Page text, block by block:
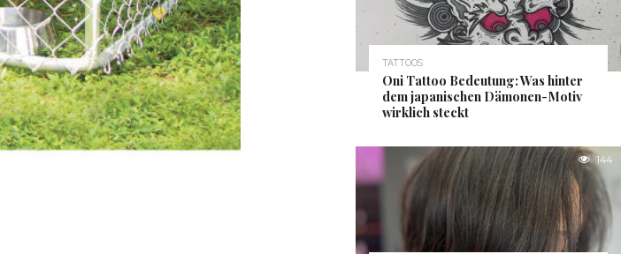
TATTOOS
Oni Tattoo Bedeutung: Was hinter
dem japanischen Dämonen-Motiv
wirklich steckt
144